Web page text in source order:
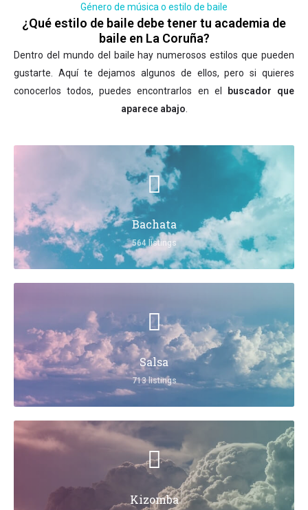
Género de música o estilo de baile
¿Qué estilo de baile debe tener tu academia de
baile en La Coruña?
Dentro del mundo del baile hay numerosos estilos que pueden
gustarte. Aquí te dejamos algunos de ellos, pero si quieres
conocerlos todos, puedes encontrarlos en el
buscador que
aparece abajo
Bachata
564 listings
Salsa
713 listings
Kizomba